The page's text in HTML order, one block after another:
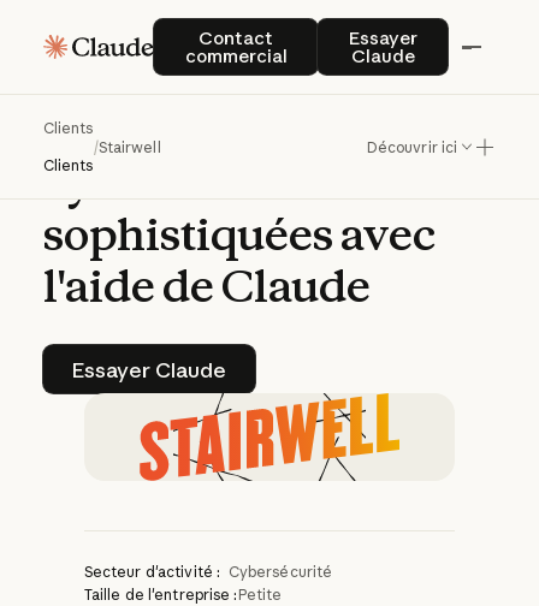
Contact
commercial
Contact commercial
Essayer
Claude
Essayer Claude
Clients
Clients
/Stairwell Découvrir ici
Stairwellprotègeles
entreprisescontreles
menaces
cybersécurité
sophistiquéesavec
l'aidedeClaude
Essayer Claude
Essayer Claude
Secteur d'activité : Cybersécurité
Taille de l'entreprise : Petite